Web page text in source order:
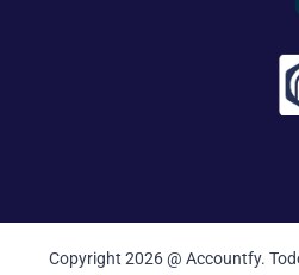
Copyright 2026 @ Accountfy.